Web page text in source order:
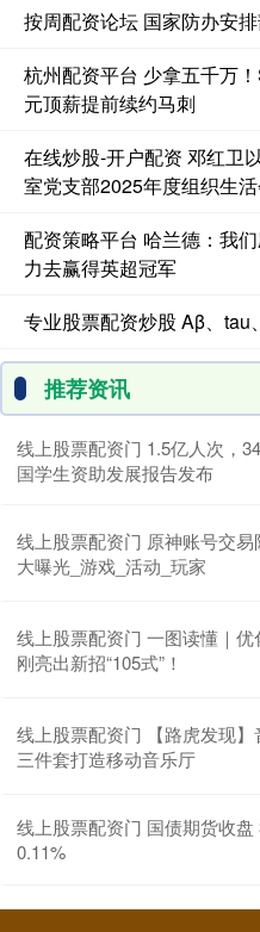
按周配资论坛 国家防办安
杭州配资平台 少拿五千万
元顶薪提前续约马刺
在线炒股-开户配资 邓红卫
室党支部2025年度组织生
配资策略平台 哈兰德：我
力去赢得英超冠军
专业股票配资炒股 Aβ、tau
推荐资讯
线上股票配资门 1.5亿人次，
国学生资助发展报告发布
线上股票配资门 原神账号交
大曝光_游戏_活动_玩家
线上股票配资门 一图读懂｜
刚亮出新招“105式”！
线上股票配资门 【路虎发现
三件套打造移动音乐厅
线上股票配资门 国债期货收
0.11%